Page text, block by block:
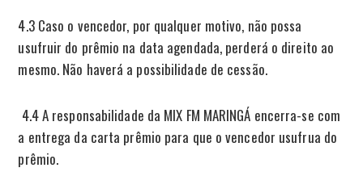
4.3 Caso o vencedor, por qualquer motivo, não possa
usufruir do prêmio na data agendada, perderá o direito ao
mesmo. Não haverá a possibilidade de cessão.
4.4 A responsabilidade da MIX FM MARINGÁ encerra-se com
a entrega da carta prêmio para que o vencedor usufrua do
prêmio.